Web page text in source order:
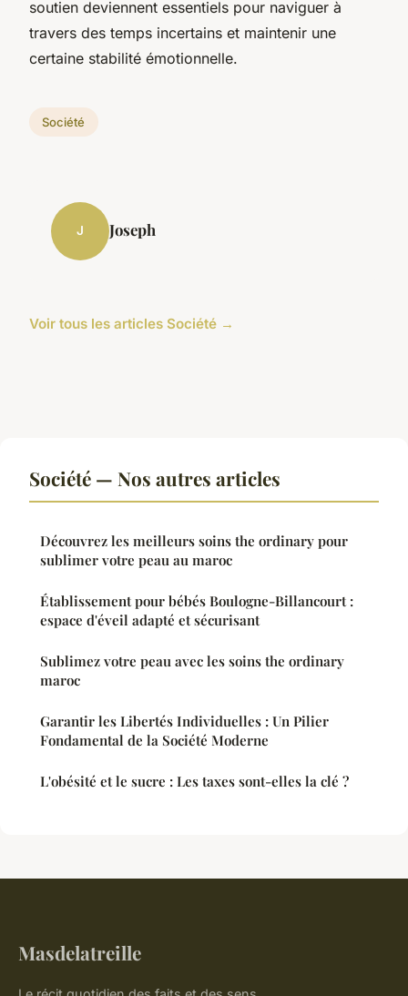
soutien deviennent essentiels pour naviguer à
travers des temps incertains et maintenir une
certaine stabilité émotionnelle.
Société
J Joseph
Voir tous les articles Société →
Société — Nos autres articles
Découvrez les meilleurs soins the ordinary pour
sublimer votre peau au maroc
Établissement pour bébés Boulogne-Billancourt :
espace d'éveil adapté et sécurisant
Sublimez votre peau avec les soins the ordinary
maroc
Garantir les Libertés Individuelles : Un Pilier
Fondamental de la Société Moderne
L'obésité et le sucre : Les taxes sont-elles la clé ?
Masdelatreille